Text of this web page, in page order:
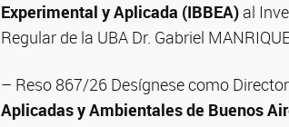
Experimental y Aplicada (IBBEA) al
Regular de la UBA Dr. Gabriel
– Reso 867/26 Desígnese como
Aplicadas y Ambientales de Buenos